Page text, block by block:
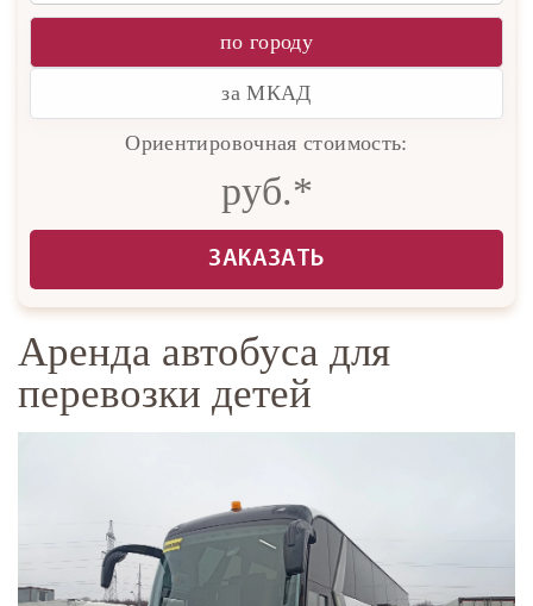
по городу
за МКАД
Ориентировочная стоимость:
руб.*
ЗАКАЗАТЬ
Аренда автобуса для
перевозки детей